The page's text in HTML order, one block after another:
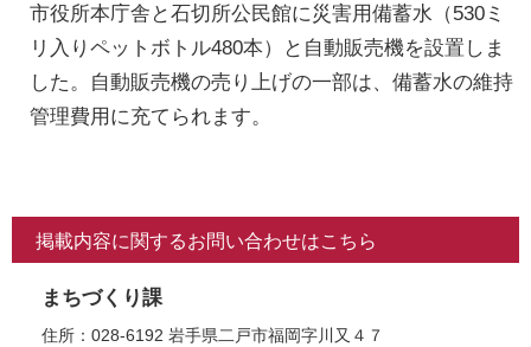
市役所本庁舎と石切所公民館に災害用備蓄水（530ミ
リ入りペットボトル480本）と自動販売機を設置しま
した。自動販売機の売り上げの一部は、備蓄水の維持
管理費用に充てられます。
掲載内容に関するお問い合わせはこちら
まちづくり課
住所：028-6192 岩手県二戸市福岡字川又４７